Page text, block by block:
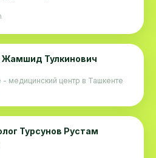
Жамшид Тулкинович
медицинский центр в Ташкенте
Турсунов Рустам